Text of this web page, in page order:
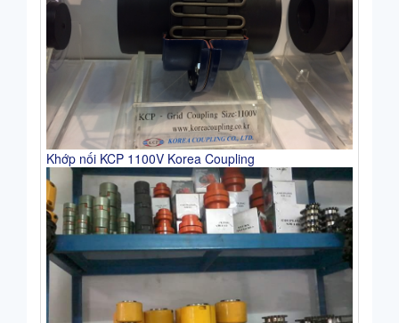
Khớp nối KCP 1100V Korea Coupling